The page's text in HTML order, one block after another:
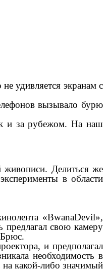
удивляется экранам с
вызывало бурю
и за рубежом. На наш
живописи. Делиться же
в области
«BwanaDevil»,
свою камеру
и предполагал
необходимость в
на какой-либо значимый